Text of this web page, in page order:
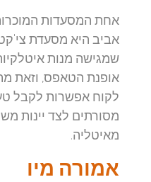
אחת המסעדות
אביב היא מסעדת
שמגישה מנות
אופנת הטאפס, וזאת
לקוח אפשרות לקבל
מסורתים לצד יינות
מאיטליה.
אמורה מיו